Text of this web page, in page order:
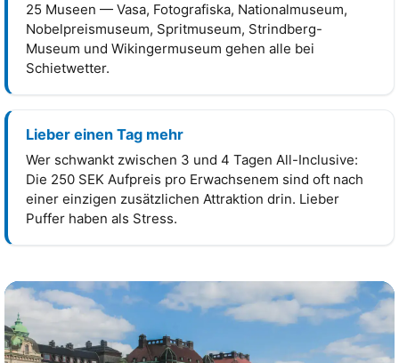
25 Museen — Vasa, Fotografiska, Nationalmuseum,
Nobelpreismuseum, Spritmuseum, Strindberg-
Museum und Wikingermuseum gehen alle bei
Schietwetter.
Lieber einen Tag mehr
Wer schwankt zwischen 3 und 4 Tagen All-Inclusive:
Die 250 SEK Aufpreis pro Erwachsenem sind oft nach
einer einzigen zusätzlichen Attraktion drin. Lieber
Puffer haben als Stress.